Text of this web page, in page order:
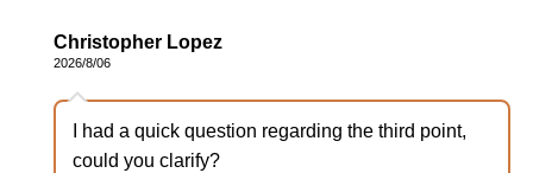
Christopher Lopez
2026/8/06
I had a quick question regarding the third point,
could you clarify?